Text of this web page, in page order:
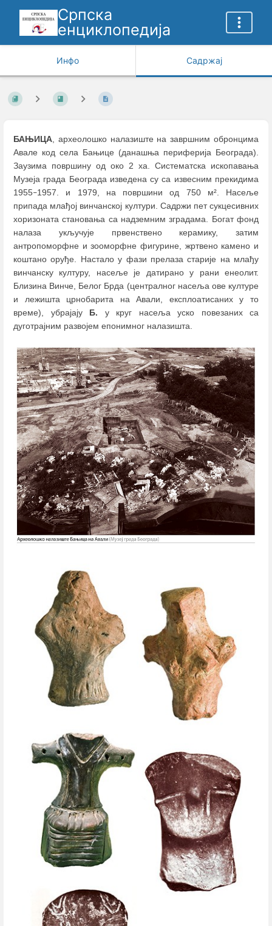
Српска
енциклопедија
Инфо Садржај
БАЊИЦА, археолошко налазиште на завршним обронцима
Авале код села Бањице (данашња периферија Београда).
Заузима површину од око 2 ха. Систематска ископавања
Музеја града Београда изведена су са извесним прекидима
1955–1957. и 1979, на површини од 750 м². Насеље
припада млађој винчанској култури. Садржи пет сукцесивних
хоризоната становања са надземним зградама. Богат фонд
налаза укључује првенствено керамику, затим
антропоморфне и зооморфне фигурине, жртвено камено и
коштано оруђе. Настало у фази прелаза старије на млађу
винчанску културу, насеље је датирано у рани енеолит.
Близина Винче, Белог Брда (централног насеља ове културе
и лежишта црнобарита на Авали, експлоатисаних у то
време), убрајају Б. у круг насеља уско повезаних са
дуготрајним развојем епонимног налазишта.